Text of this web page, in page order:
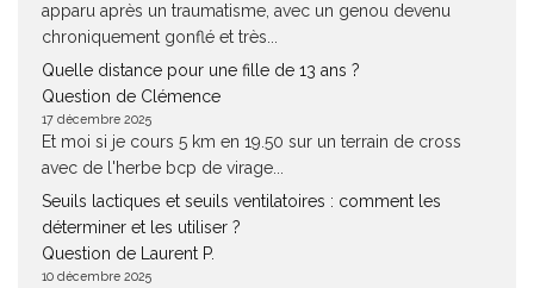
apparu après un traumatisme, avec un genou devenu
chroniquement gonflé et très...
Quelle distance pour une fille de 13 ans ?
Question de Clémence
17 décembre 2025
Et moi si je cours 5 km en 19.50 sur un terrain de cross
avec de l'herbe bcp de virage...
Seuils lactiques et seuils ventilatoires : comment les
déterminer et les utiliser ?
Question de Laurent P.
10 décembre 2025